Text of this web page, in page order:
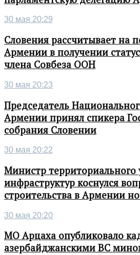
30 мая 20:29
Словения рассчитывает на
Армении в получении
члена Совбеза ООН
30 мая 20:23
Председатель
Армении принял спикера
собрания Словении
30 мая 20:22
Министр территориального
инфраструктур коснулся
строительства в Армении
30 мая 20:20
МО Арцаха опубликовало
азербайджанскими ВС